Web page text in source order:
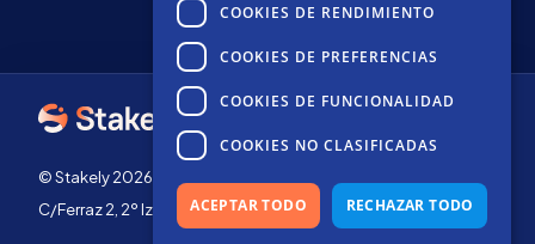
© Stakely 2026 | Stakely, S.L. | NIF B72551682
C/Ferraz 2, 2º Izq, 28008, Madrid, España
COOKIES DE RENDIMIENTO
COOKIES DE PREFERENCIAS
COOKIES DE FUNCIONALIDAD
COOKIES NO CLASIFICADAS
ACEPTAR TODO RECHAZAR TODO